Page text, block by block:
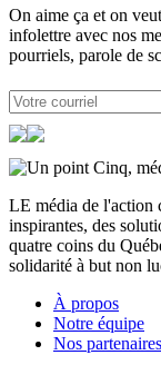
On aime ça et on
infolettre avec nos
pourriels, parole de
LE média de l'action
inspirantes, des
quatre coins du
solidarité à but non
À propos
Notre équipe
Nos partenaires